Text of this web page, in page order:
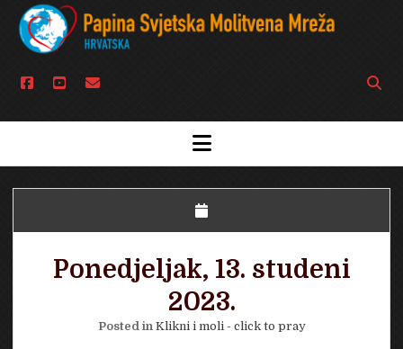
facebook
youtubeemail
Open
bar
open
menu
Ponedjeljak, 13. studeni
2023.
Posted in Klikni i moli - click to pray